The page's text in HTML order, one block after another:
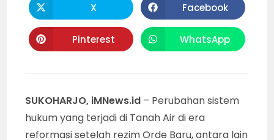
Opens
in
a
new
window
X Opens
in
a
new
window
Facebook
Opens
in
Pinterest Opens
in
WhatsApp
SUKOHARJO, iMNews.id – Perubahan sistem
hukum yang terjadi di Tanah Air di era
reformasi setelah rezim Orde Baru, antara lain